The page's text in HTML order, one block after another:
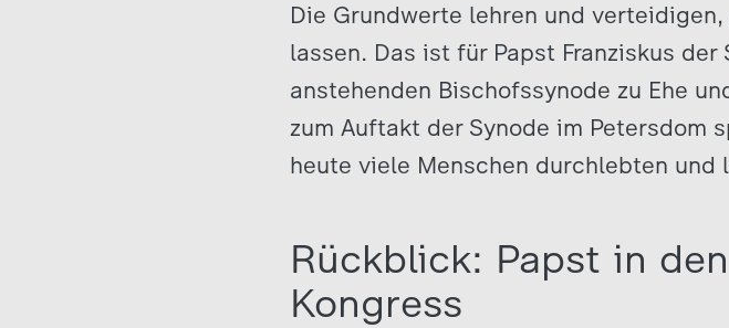
Die Grundwerte lehren und
lassen. Das ist für Papst Franziskus
anstehenden Bischofssynode zu Ehe
zum Auftakt der Synode im Petersdom
heute viele Menschen durchlebten
Rückblick: Papst in
Kongress